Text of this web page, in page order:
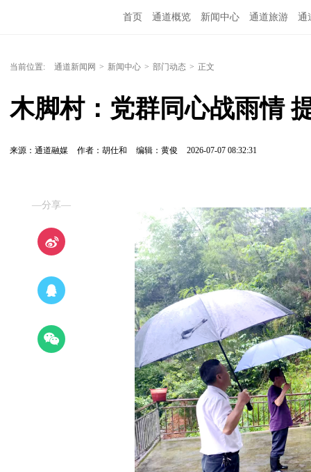
首页 通道概览 新闻中心 通道旅游 通
当前位置: 通道新闻网 > 新闻中心 > 部门动态 > 正文
木脚村：党群同心战雨情
来源：通道融媒 作者：胡仕和 编辑：黄俊 2026-07-07 08:32:31
—分享—